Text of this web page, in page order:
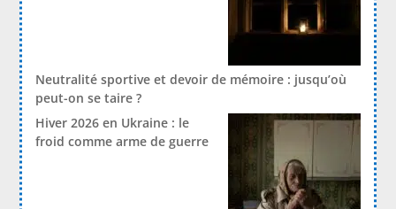
Neutralité sportive et devoir de mémoire : jusqu’où
peut-on se taire ?
Hiver 2026 en Ukraine : le
froid comme arme de guerre